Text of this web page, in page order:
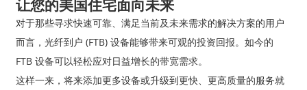
让您的美国住宅面向未来
对于那些寻求快速可靠、满足当前及未来需求的解决方案的用户
而言，光纤到户 (FTB) 设备能够带来可观的投资回报。如今的
FTB 设备可以轻松应对日益增长的带宽需求。
这样一来，将来添加更多设备或升级到更快、更高质量的服务就